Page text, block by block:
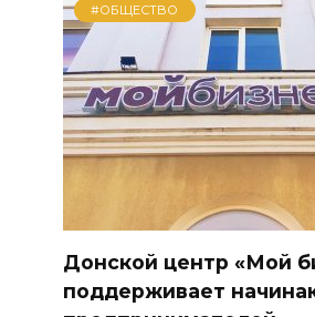
#ОБЩЕСТВО
Донской центр «Мой
поддерживает